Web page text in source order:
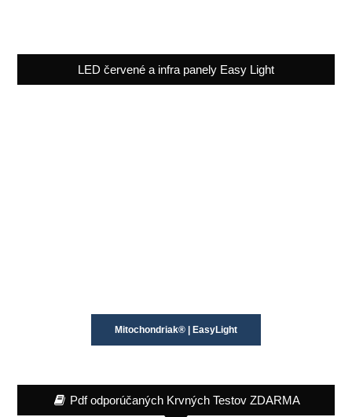
LED červené a infra panely Easy Light
Mitochondriak® | EasyLight
Pdf odporúčaných Krvných Testov ZDARMA